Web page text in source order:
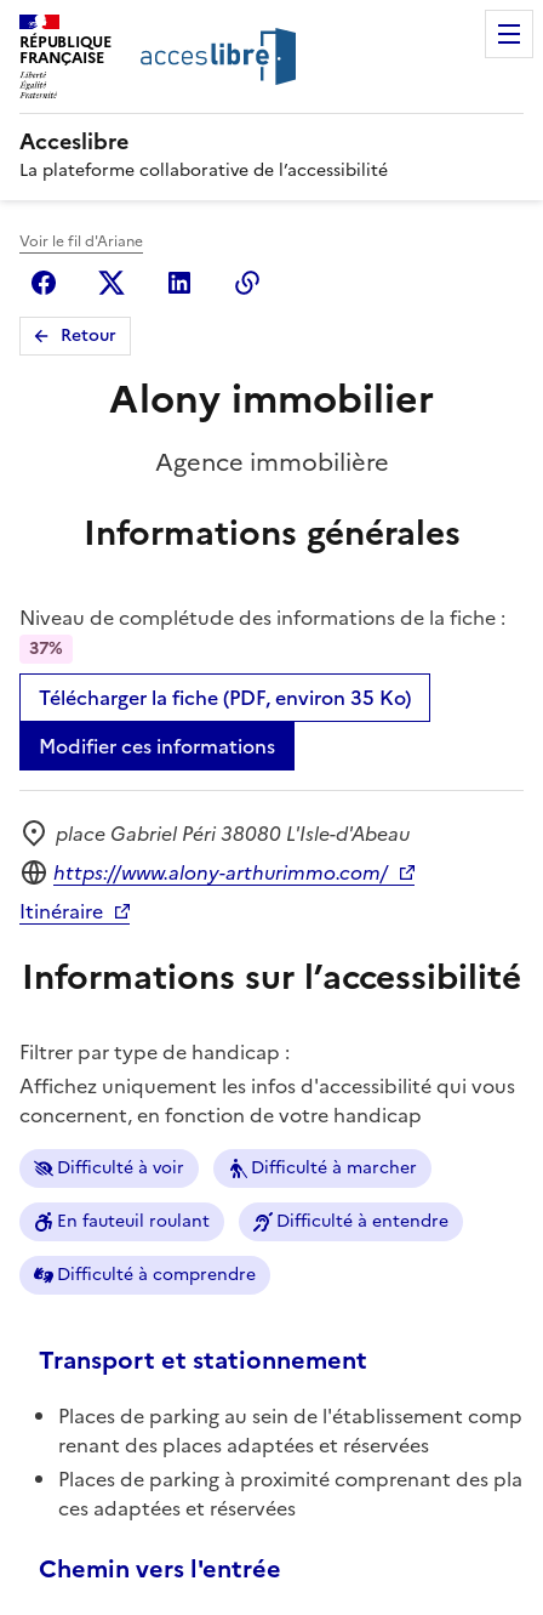
RÉPUBLIQUE
FRANÇAISE
Acceslibre
La plateforme collaborative de l’accessibilité
Voir le fil d'Ariane
FacebookX (anciennement Twitter)
Linkedin
Retour
Alony immobilier
Agence immobilière
Informations générales
Niveau de complétude des informations de la fiche :
37%
Télécharger la fiche (PDF, environ 35 Ko)
Modifier ces informations
Adresse
place Gabriel Péri 38080 L'Isle-d'Abeau
Site internet
https://www.alony-arthurimmo.com/
Itinéraire
Informations sur l’accessibilité
Filtrer par type de handicap :
Affichez uniquement les infos d'accessibilité qui vous
concernent, en fonction de votre handicap
Difficulté à voir Difficulté à marcher
En fauteuil roulant Difficulté à entendre
Difficulté à comprendre
Transport et stationnement
Places de parking au sein de l'établissement comp
renant des places adaptées et réservées
Places de parking à proximité comprenant des pla
ces adaptées et réservées
Chemin vers l'entrée